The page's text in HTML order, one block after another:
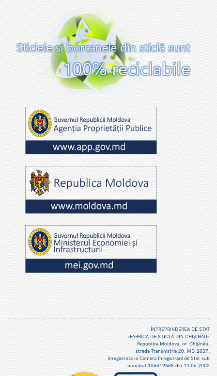
ÎNTREPRINDEREA DE STAT
«FABRICA DE STICLĂ DIN CHIŞINĂU»
Republica Moldova, or. Chişinău,
strada Transnistria 20. MD-2037,
înregistrată la Camera Înregistrării de Stat sub
numărul 106019688 din 14.06.2002